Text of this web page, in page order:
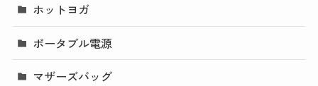
ホットヨガ
ポータブル電源
マザーズバッグ